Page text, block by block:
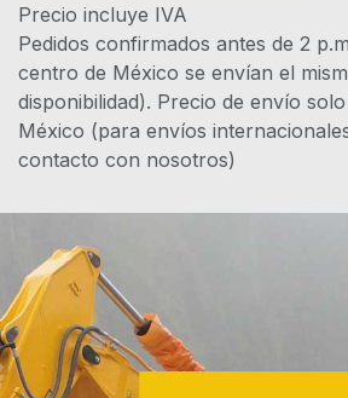
Precio incluye
Pedidos confirmados antes de 2
centro de México se envían el
disponibilidad). Precio de envío
México (para envíos
contacto con nosotros)